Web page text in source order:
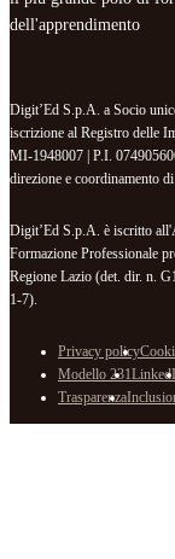
dell'apprendimento
Digit’Ed S.p.A. a Socio
iscrizione al Registro delle
MI-1948007 | P.I.
direzione e coordinamento
Digit’Ed S.p.A. è iscritto
Formazione Professionale
Regione Lazio (det. dir. n.
1-7).
Privacy policy
Modello 231
Trasparenza